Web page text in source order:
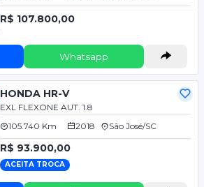
R$ 107.800,00
Whatsapp
HONDA HR-V
EXL FLEXONE AUT. 1.8
105.740 Km
2018 São José/SC
R$ 93.900,00
ACEITA TROCA